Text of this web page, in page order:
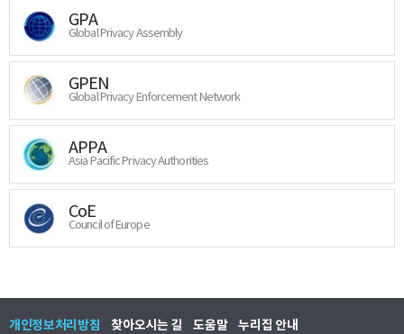
GPA
Global Privacy Assembly
GPEN
Global Privacy Enforcement Network
APPA
Asia Pacific Privacy Authorities
CoE
Council of Europe
개인정보처리방침 찾아오시는 길 도움말 누리집 안내